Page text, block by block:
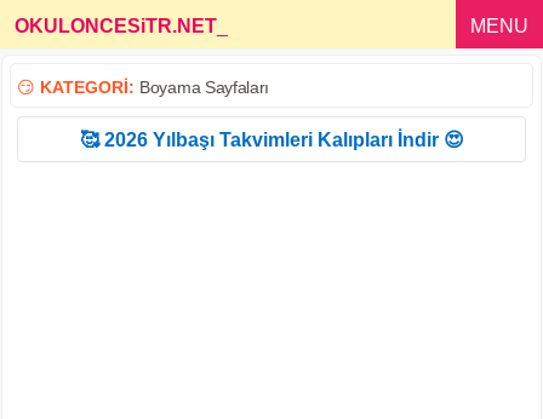
OKULONCESiTR.NET MENU
😏 KATEGORİ: Boyama Sayfaları
🥰 2026 Yılbaşı Takvimleri Kalıpları İndir 😍